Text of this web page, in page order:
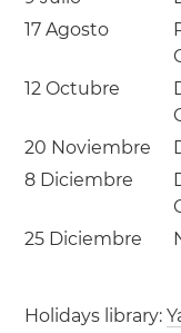
17 Agosto
12 Octubre
20 Noviembre
8 Diciembre
25 Diciembre
Holidays library: